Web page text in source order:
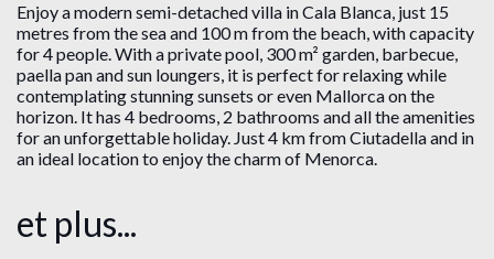
Enjoy a modern semi-detached villa in Cala Blanca, just 15
metres from the sea and 100 m from the beach, with capacity
for 4 people. With a private pool, 300 m² garden, barbecue,
paella pan and sun loungers, it is perfect for relaxing while
contemplating stunning sunsets or even Mallorca on the
horizon. It has 4 bedrooms, 2 bathrooms and all the amenities
for an unforgettable holiday. Just 4 km from Ciutadella and in
an ideal location to enjoy the charm of Menorca.
et plus...